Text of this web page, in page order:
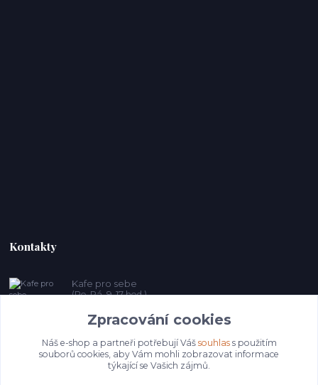
Kontakty
Kafe pro sebe
(Po-Pá, 9-17 hod.)
prosebeunicov@seznam.cz
Zpracování cookies
Náš e-shop a partneři potřebují Váš souhlass použitím
souborů cookies, aby Vám mohli zobrazovat informace
týkající se Vašich zájmů.